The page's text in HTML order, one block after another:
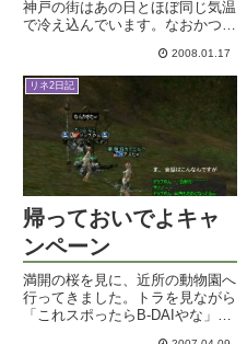
神戸の街はあの日とほぼ同じ気温
で冷え込んでいます。なおかつ朝
悼式に参加されている方々はもう
むっちゃくちゃ寒いのではないで
しょうか・・。ローソクの火も消
えちゃいそうですね。震災の日
2008.01.17
リネ2日記
帰っておいでよキャ
ンペーン
満開の桜を見に、近所の動物園へ
行ってきました。トラを見ながら
「これスポったらB-DAIやな」と